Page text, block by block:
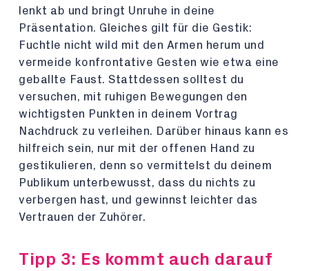
lenkt ab und bringt Unruhe in deine
Präsentation. Gleiches gilt für die Gestik:
Fuchtle nicht wild mit den Armen herum und
vermeide konfrontative Gesten wie etwa eine
geballte Faust. Stattdessen solltest du
versuchen, mit ruhigen Bewegungen den
wichtigsten Punkten in deinem Vortrag
Nachdruck zu verleihen. Darüber hinaus kann es
hilfreich sein, nur mit der offenen Hand zu
gestikulieren, denn so vermittelst du deinem
Publikum unterbewusst, dass du nichts zu
verbergen hast, und gewinnst leichter das
Vertrauen der Zuhörer.
Tipp 3: Es kommt auch darauf